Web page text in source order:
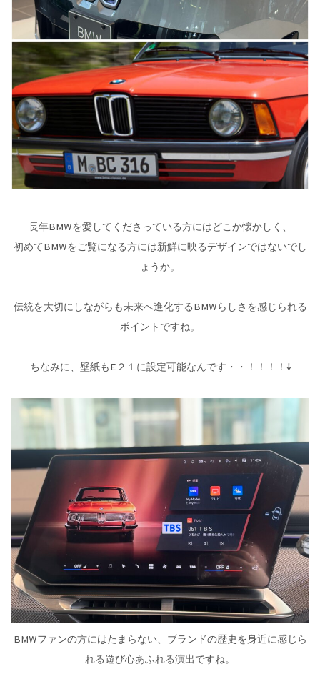
長年BMWを愛してくださっている方にはどこか懐かしく、
初めてBMWをご覧になる方には新鮮に映るデザインではないでし
ょうか。
伝統を大切にしながらも未来へ進化するBMWらしさを感じられる
ポイントですね。
ちなみに、壁紙もE２１に設定可能なんです・・！！！！↓
BMWファンの方にはたまらない、ブランドの歴史を身近に感じら
れる遊び心あふれる演出ですね。